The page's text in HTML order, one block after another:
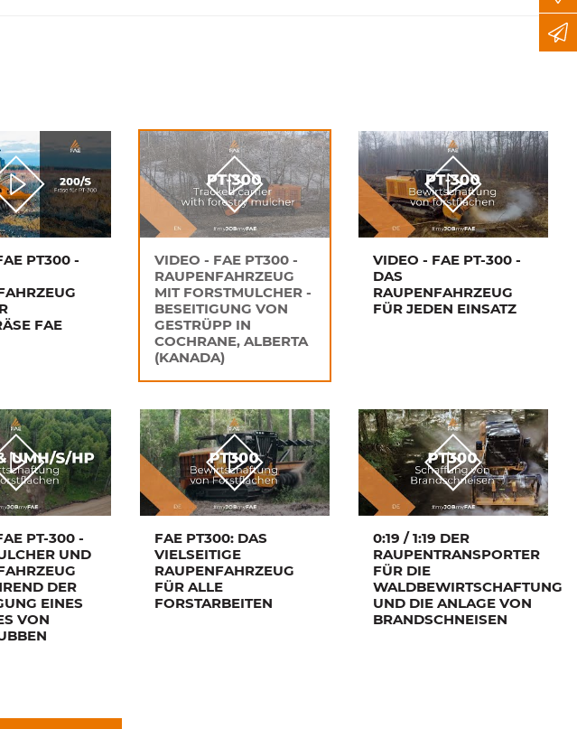
PT300 -
FAE
VIDEO - FAE PT300 -
RAUPENFAHRZEUG
MIT FORSTMULCHER -
BESEITIGUNG VON
GESTRÜPP IN
COCHRANE, ALBERTA
(KANADA)
VIDEO - FAE PT-300 -
DAS
RAUPENFAHRZEUG
FÜR JEDEN EINSATZ
PT-300 -
UND
DER
EINES
VON
FAE PT300: DAS
VIELSEITIGE
RAUPENFAHRZEUG
FÜR ALLE
FORSTARBEITEN
0:19 / 1:19 DER
RAUPENTRANSPORTER
FÜR DIE
WALDBEWIRTSCHAFTUNG
UND DIE ANLAGE VON
BRANDSCHNEISEN